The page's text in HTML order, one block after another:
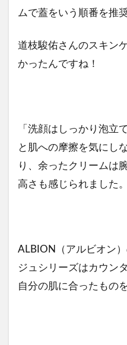
ムで蓋をいう順番を推
道枝駿佑さんのスキン
かったんですね！
「洗顔はしっかり泡立
と肌への摩擦を気にし
り、余ったクリームは
高さも感じられました。
ALBION（アルビオン
ジュシリーズはカウン
自分の肌に合ったもの